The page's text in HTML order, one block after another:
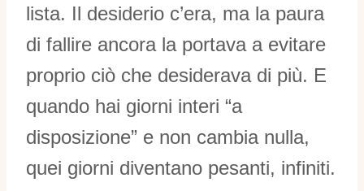
lista. Il desiderio c’era, ma la paura
di fallire ancora la portava a evitare
proprio ciò che desiderava di più. E
quando hai giorni interi “a
disposizione” e non cambia nulla,
quei giorni diventano pesanti, infiniti.